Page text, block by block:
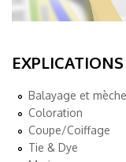
EXPLICATIONS
Balayage et
Coloration
Coupe/Coiffage
Tie & Dye